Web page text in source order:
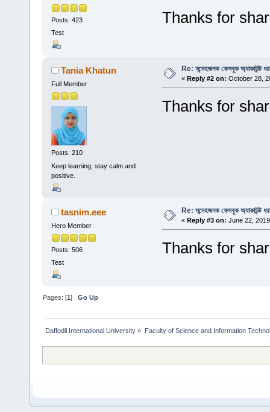
Posts: 423
Test
Thanks for
Tania Khatun
Full Member
Posts: 210
Keep learning, stay calm and
positive.
Re: সন্দেহজনক ফেসবুক অ্যাকাউন্ট
« Reply #2 on: October 28,
Thanks for
tasnim.eee
Hero Member
Posts: 506
Test
Re: সন্দেহজনক ফেসবুক অ্যাকাউন্ট
« Reply #3 on: June 22,
Thanks for
Pages: [1]Go Up
Daffodil International University » Faculty of Science and Information